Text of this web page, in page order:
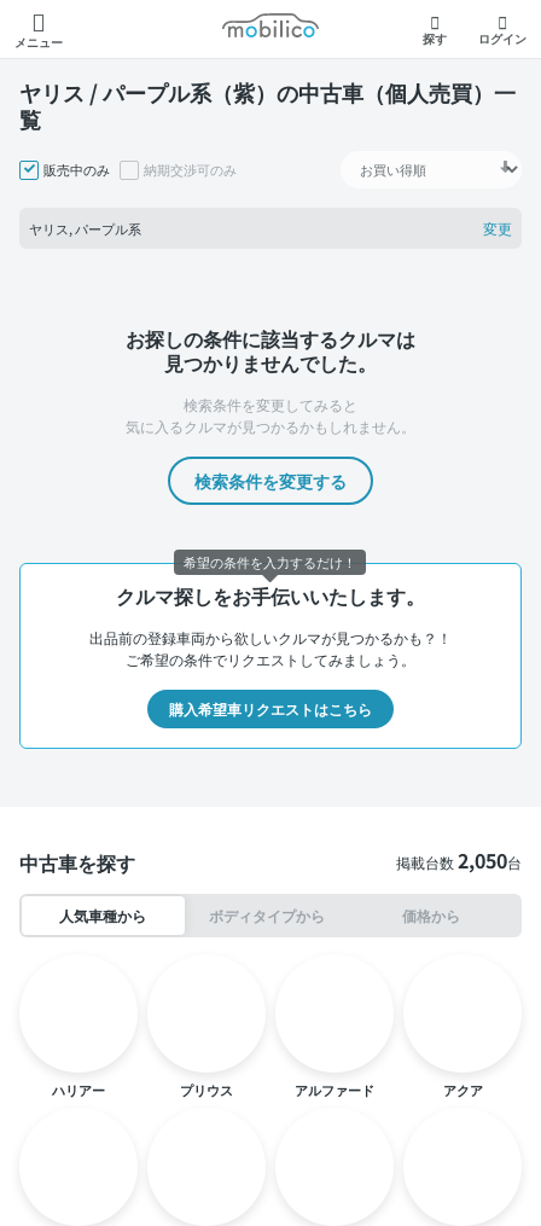
メニュー
モビリコ
探す ログイン
ヤリス / パープル系（紫）の中古車（個人売買）一
覧
販売中のみ 納期交渉可のみ
ヤリス, パープル系 変更
お探しの条件に該当するクルマは
見つかりませんでした。
検索条件を変更してみると
気に入るクルマが見つかるかもしれません。
検索条件を変更する
クルマ探しをお手伝いいたします。
出品前の登録車両から欲しいクルマが見つかるかも？！
ご希望の条件でリクエストしてみましょう。
購入希望車リクエストはこちら
中古車を探す 掲載台数2,050台
人気車種から ボディタイプから 価格から
ハリアー プリウス アルファード アクア
希望の条件を入力するだけ！